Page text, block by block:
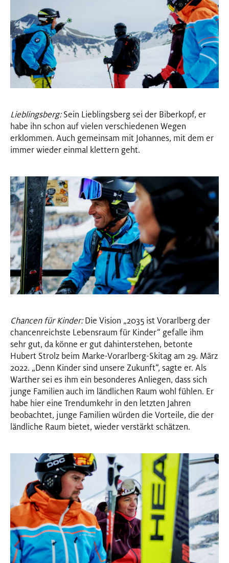
Lieblingsberg:Sein Lieblingsberg sei der Biberkopf, er
habe ihn schon auf vielen verschiedenen Wegen
erklommen. Auch gemeinsam mit Johannes, mit dem er
immer wieder einmal klettern geht.
Chancen für Kinder:Die Vision „2035 ist Vorarlberg der
chancenreichste Lebensraum für Kinder“ gefalle ihm
sehr gut, da könne er gut dahinterstehen, betonte
Hubert Strolz beim Marke-Vorarlberg-Skitag am 29. März
2022. „Denn Kinder sind unsere Zukunft“, sagte er. Als
Warther sei es ihm ein besonderes Anliegen, dass sich
junge Familien auch im ländlichen Raum wohl fühlen. Er
habe hier eine Trendumkehr in den letzten Jahren
beobachtet, junge Familien würden die Vorteile, die der
ländliche Raum bietet, wieder verstärkt schätzen.